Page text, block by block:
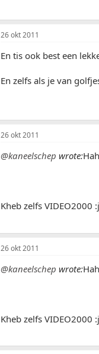
26 okt 2011
En tis ook best een
En zelfs als je van
26 okt 2011
@kaneelschep wrote:
Kheb zelfs VIDEO2000
26 okt 2011
@kaneelschep wrote:
Kheb zelfs VIDEO2000